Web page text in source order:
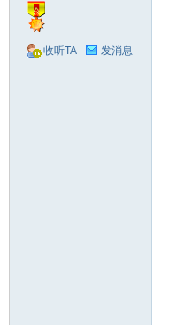
收听TA 发消息